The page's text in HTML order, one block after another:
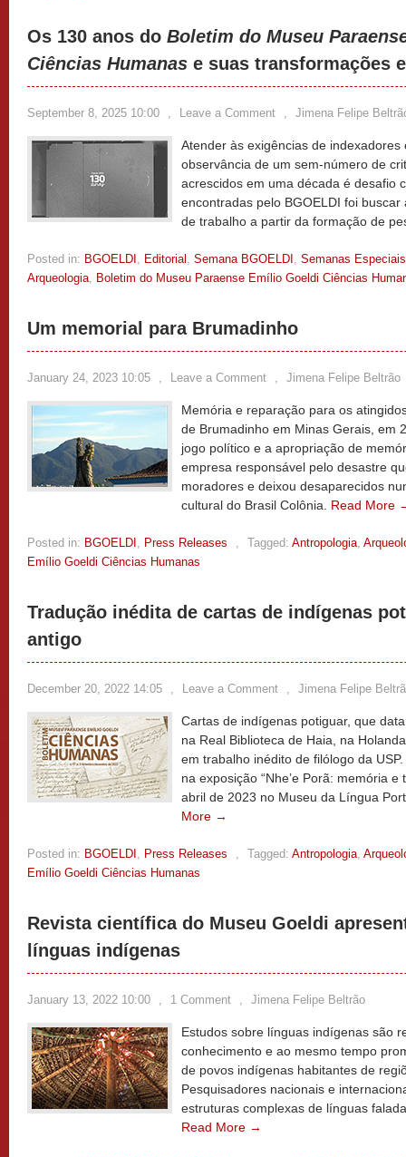
Os 130 anos do Boletim do Museu
Ciências Humanas e suas transformações
September 8, 2025 10:00 , Leave a Comment , Jimena Felipe
Atender às exigências de
observância de um sem-número de
acrescidos em uma década é desafio
encontradas pelo BGOELDI foi
de trabalho a partir da formação de
Posted in: BGOELDI , Editorial , Semana BGOELDI , Semanas Especiais
Arqueologia, Boletim do Museu Paraense Emílio Goeldi Ciências
Um memorial para Brumadinho
January 24, 2023 10:05 , Leave a Comment , Jimena Felipe Beltrão
Memória e reparação para os
de Brumadinho em Minas Gerais, em
jogo político e a apropriação de
empresa responsável pelo desastre
moradores e deixou desaparecidos
cultural do Brasil Colônia. Read More
Posted in: BGOELDI , Press Releases , Tagged: Antropologia,
Emílio Goeldi Ciências Humanas
Tradução inédita de cartas de indígenas
antigo
December 20, 2022 14:05 , Leave a Comment , Jimena Felipe
Cartas de indígenas potiguar, que
na Real Biblioteca de Haia, na
em trabalho inédito de filólogo da
na exposição “Nhe’e Porã: memória
abril de 2023 no Museu da Língua
More →
Posted in: BGOELDI , Press Releases , Tagged: Antropologia,
Emílio Goeldi Ciências Humanas
Revista científica do Museu Goeldi
línguas indígenas
January 13, 2022 10:00 , 1 Comment , Jimena Felipe Beltrão
Estudos sobre línguas indígenas são
conhecimento e ao mesmo tempo
de povos indígenas habitantes de
Pesquisadores nacionais e
estruturas complexas de línguas
Read More →